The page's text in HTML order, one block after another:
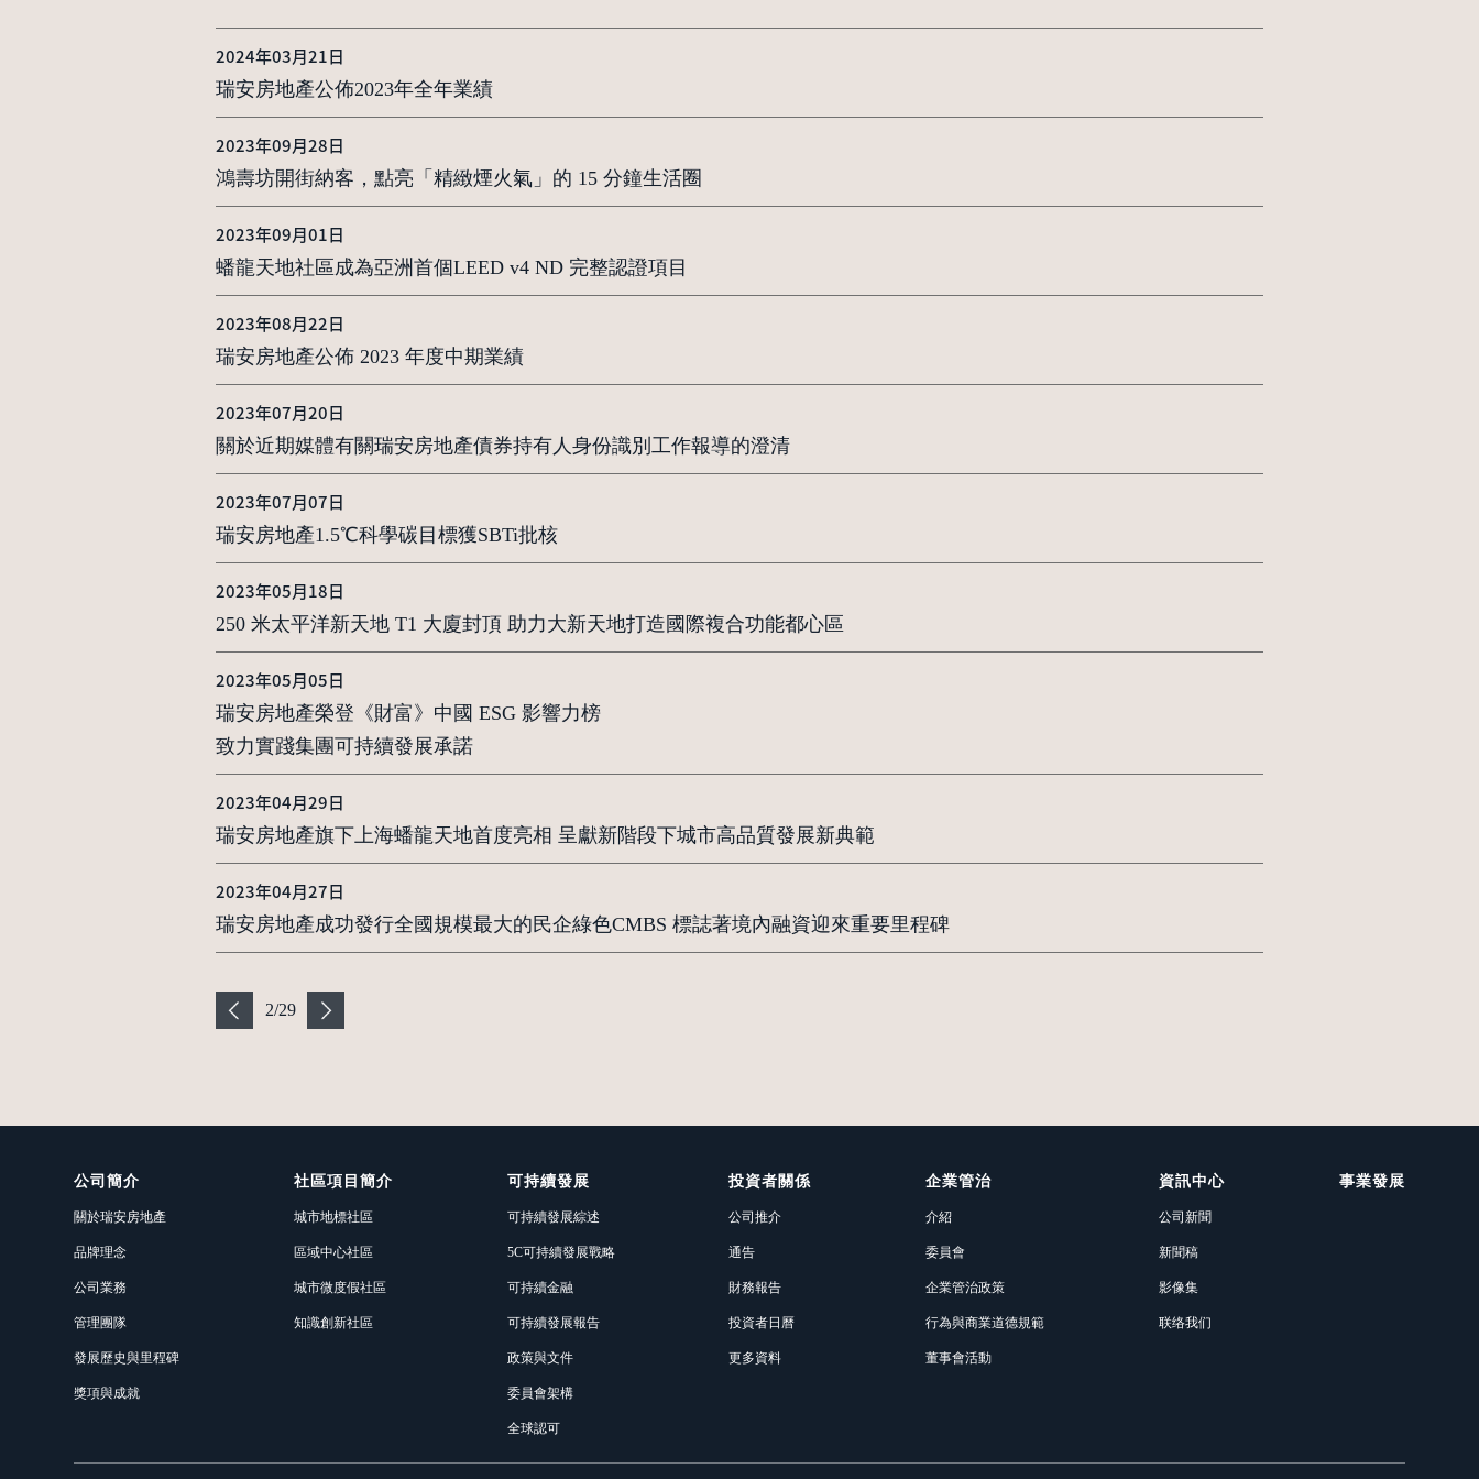
2024年03月21日
瑞安房地產公佈2023年全年業績
2023年09月28日
鴻壽坊開街納客，點亮「精緻煙火氣」的 15 分鐘生活圈
2023年09月01日
蟠龍天地社區成為亞洲首個LEED v4 ND 完整認證項目
2023年08月22日
瑞安房地產公佈 2023 年度中期業績
2023年07月20日
關於近期媒體有關瑞安房地產債券持有人身份識別工作報導的澄清
2023年07月07日
瑞安房地產1.5℃科學碳目標獲SBTi批核
2023年05月18日
250 米太平洋新天地 T1 大廈封頂 助力大新天地打造國際複合功能都心區
2023年05月05日
瑞安房地產榮登《財富》中國 ESG 影響力榜
致力實踐集團可持續發展承諾
2023年04月29日
瑞安房地產旗下上海蟠龍天地首度亮相 呈獻新階段下城市高品質發展新典範
2023年04月27日
瑞安房地產成功發行全國規模最大的民企綠色CMBS 標誌著境內融資迎來重要里程碑
2/29
公司簡介
關於瑞安房地產
品牌理念
公司業務
管理團隊
發展歷史與里程碑
獎項與成就
社區項目簡介
城市地標社區
區域中心社區
城市微度假社區
知識創新社區
可持續發展
可持續發展綜述
5C可持續發展戰略
可持續金融
可持續發展報告
政策與文件
委員會架構
全球認可
投資者關係
公司推介
通告
財務報告
投資者日曆
更多資料
企業管治
介紹
委員會
企業管治政策
行為與商業道德規範
董事會活動
資訊中心
公司新聞
新聞稿
影像集
联络我们
事業發展